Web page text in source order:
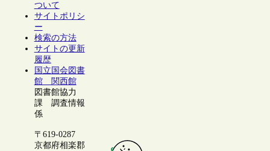
ついて
サイトポリシ
ー
検索の方法
サイトの更新
履歴
国立国会図書
館 関西館
図書館協力
課 調査情報
係
〒619-0287
京都府相楽郡